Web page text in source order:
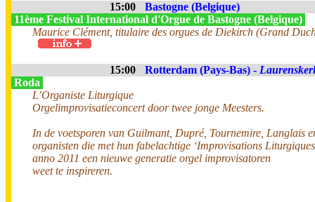
15:00
Bastogne (Belgique)
11ème Festival International d'Orgue de Bastogne (Belgique)
Maurice Clément, titulaire des orgues de Diekirch (Grand
15:00 Rotterdam (Pays-Bas) -
Roda
L’Organiste Liturgique
Orgelimprovisatieconcert door twee jonge Meesters.
In de voetsporen van Guilmant, Dupré, Tournemire, Langlais
organisten die met hun fabelachtige ‘Improvisations
anno 2011 een nieuwe generatie orgel improvisatoren
weet te inspireren.